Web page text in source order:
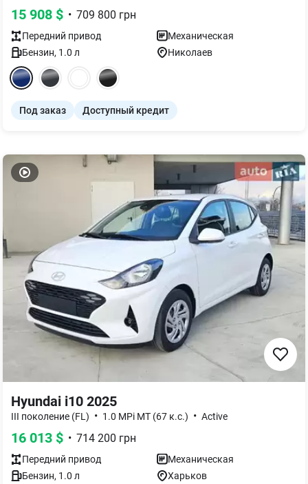
15 908 $ • 709 800 грн
Передний привод
Механическая
Бензин, 1.0 л Николаев
Под заказ Доступный кредит
Hyundai i10 2025
III поколение (FL) • 1.0 MPi MT (67 к.с.) • Active
16 013 $ • 714 200 грн
Передний привод
Механическая
Бензин, 1.0 л Харьков